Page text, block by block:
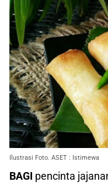
Ilustrasi Foto. ASET : Istimewa
BAGI pencinta